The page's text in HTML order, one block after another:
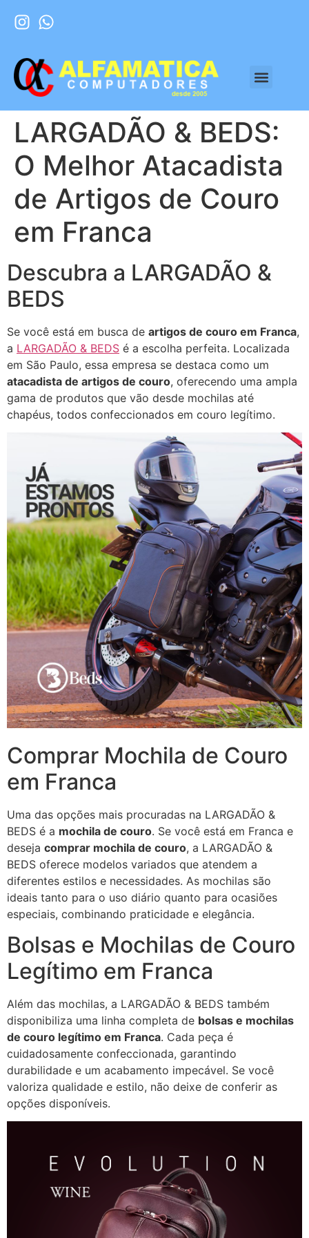
LARGADÃO & BEDS:
O Melhor Atacadista
de Artigos de Couro
em Franca
Descubra a LARGADÃO &
BEDS
Se você está em busca de artigos de couro em Franca,
a LARGADÃO & BEDS é a escolha perfeita. Localizada
em São Paulo, essa empresa se destaca como um
atacadista de artigos de couro, oferecendo uma ampla
gama de produtos que vão desde mochilas até
chapéus, todos confeccionados em couro legítimo.
Comprar Mochila de Couro
em Franca
Uma das opções mais procuradas na LARGADÃO &
BEDS é a mochila de couro. Se você está em Franca e
deseja comprar mochila de couro, a LARGADÃO &
BEDS oferece modelos variados que atendem a
diferentes estilos e necessidades. As mochilas são
ideais tanto para o uso diário quanto para ocasiões
especiais, combinando praticidade e elegância.
Bolsas e Mochilas de Couro
Legítimo em Franca
Além das mochilas, a LARGADÃO & BEDS também
disponibiliza uma linha completa de bolsas e mochilas
de couro legítimo em Franca. Cada peça é
cuidadosamente confeccionada, garantindo
durabilidade e um acabamento impecável. Se você
valoriza qualidade e estilo, não deixe de conferir as
opções disponíveis.